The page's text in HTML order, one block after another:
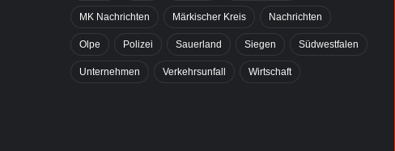
MK Nachrichten Märkischer Kreis Nachrichten
Olpe Polizei Sauerland Siegen Südwestfalen
Unternehmen Verkehrsunfall Wirtschaft